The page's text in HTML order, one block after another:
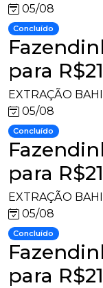
05/08
Concluído
para
EXTRAÇÃO
05/08
Concluído
para
EXTRAÇÃO
05/08
Concluído
para